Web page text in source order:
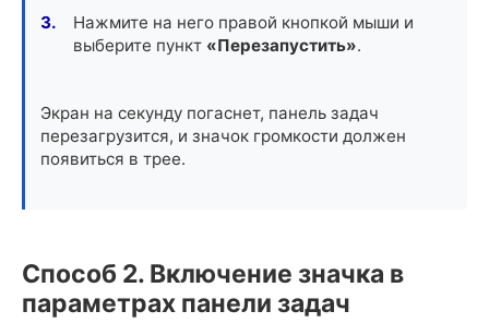
Нажмите на него правой кнопкой мыши и
выберите пункт «Перезапустить».
Экран на секунду погаснет, панель задач
перезагрузится, и значок громкости должен
появиться в трее.
Способ 2. Включение значка в
параметрах панели задач